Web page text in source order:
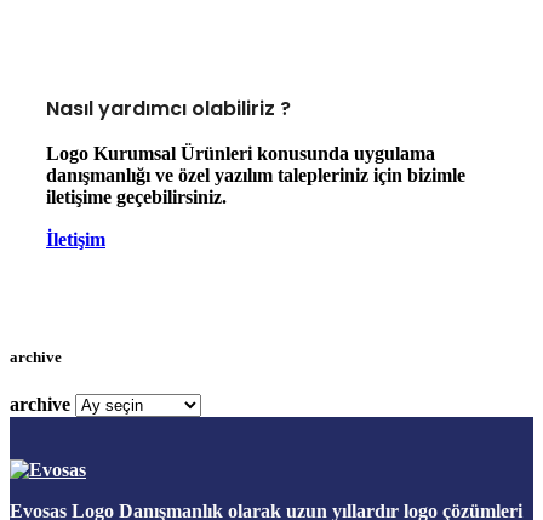
Nasıl yardımcı olabiliriz ?
Logo Kurumsal Ürünleri konusunda uygulama
danışmanlığı ve özel yazılım talepleriniz için bizimle
iletişime geçebilirsiniz.
İletişim
archive
archive
Evosas Logo Danışmanlık olarak uzun yıllardır logo çözümleri